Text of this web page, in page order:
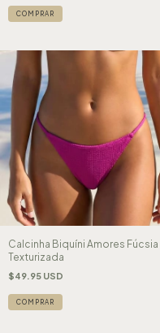
COMPRAR
Calcinha Biquíni Amores Fúcsia
Texturizada
$49.95 USD
COMPRAR